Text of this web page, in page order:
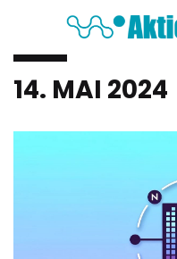
14. MAI 2024